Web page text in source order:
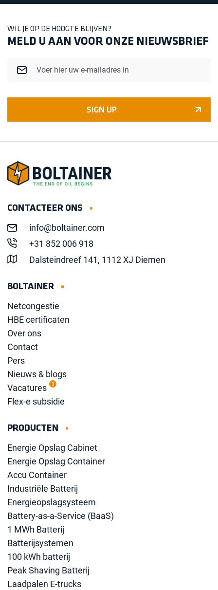
WIL JE OP DE HOOGTE BLIJVEN?
MELD U AAN VOOR ONZE NIEUWSBRIEF
SIGN UP
CONTACTEER ONS
info@boltainer.com
+31 852 006 918
Dalsteindreef 141, 1112 XJ Diemen
BOLTAINER
Netcongestie
HBE certificaten
Over ons
Contact
Pers
Nieuws & blogs
3
Vacatures
Flex-e subsidie
PRODUCTEN
Energie Opslag Cabinet
Energie Opslag Container
Accu Container
Industriële Batterij
Energieopslagsysteem
Battery-as-a-Service (BaaS)
1 MWh Batterij
Batterijsystemen
100 kWh batterij
Peak Shaving Batterij
Laadpalen E-trucks